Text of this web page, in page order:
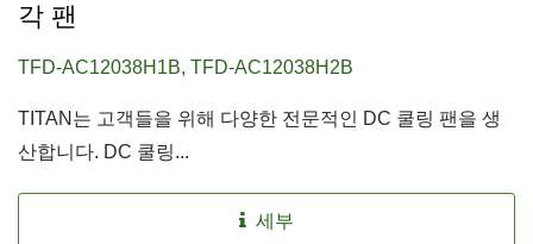
각 팬
TFD-AC12038H1B, TFD-AC12038H2B
TITAN는 고객들을 위해 다양한 전문적인 DC 쿨링 팬을 생
산합니다. DC 쿨링...
세부